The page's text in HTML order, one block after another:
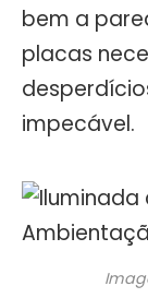
bem a
placas
impecável.